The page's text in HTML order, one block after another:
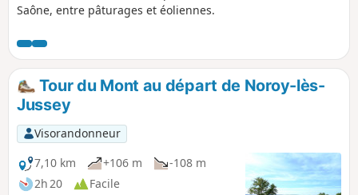
Saône, entre pâturages et éoliennes.
Tour du Mont au départ de Noroy-lès-
Jussey
Visorandonneur
7,10 km
+106 m
-108 m
2h 20
Facile